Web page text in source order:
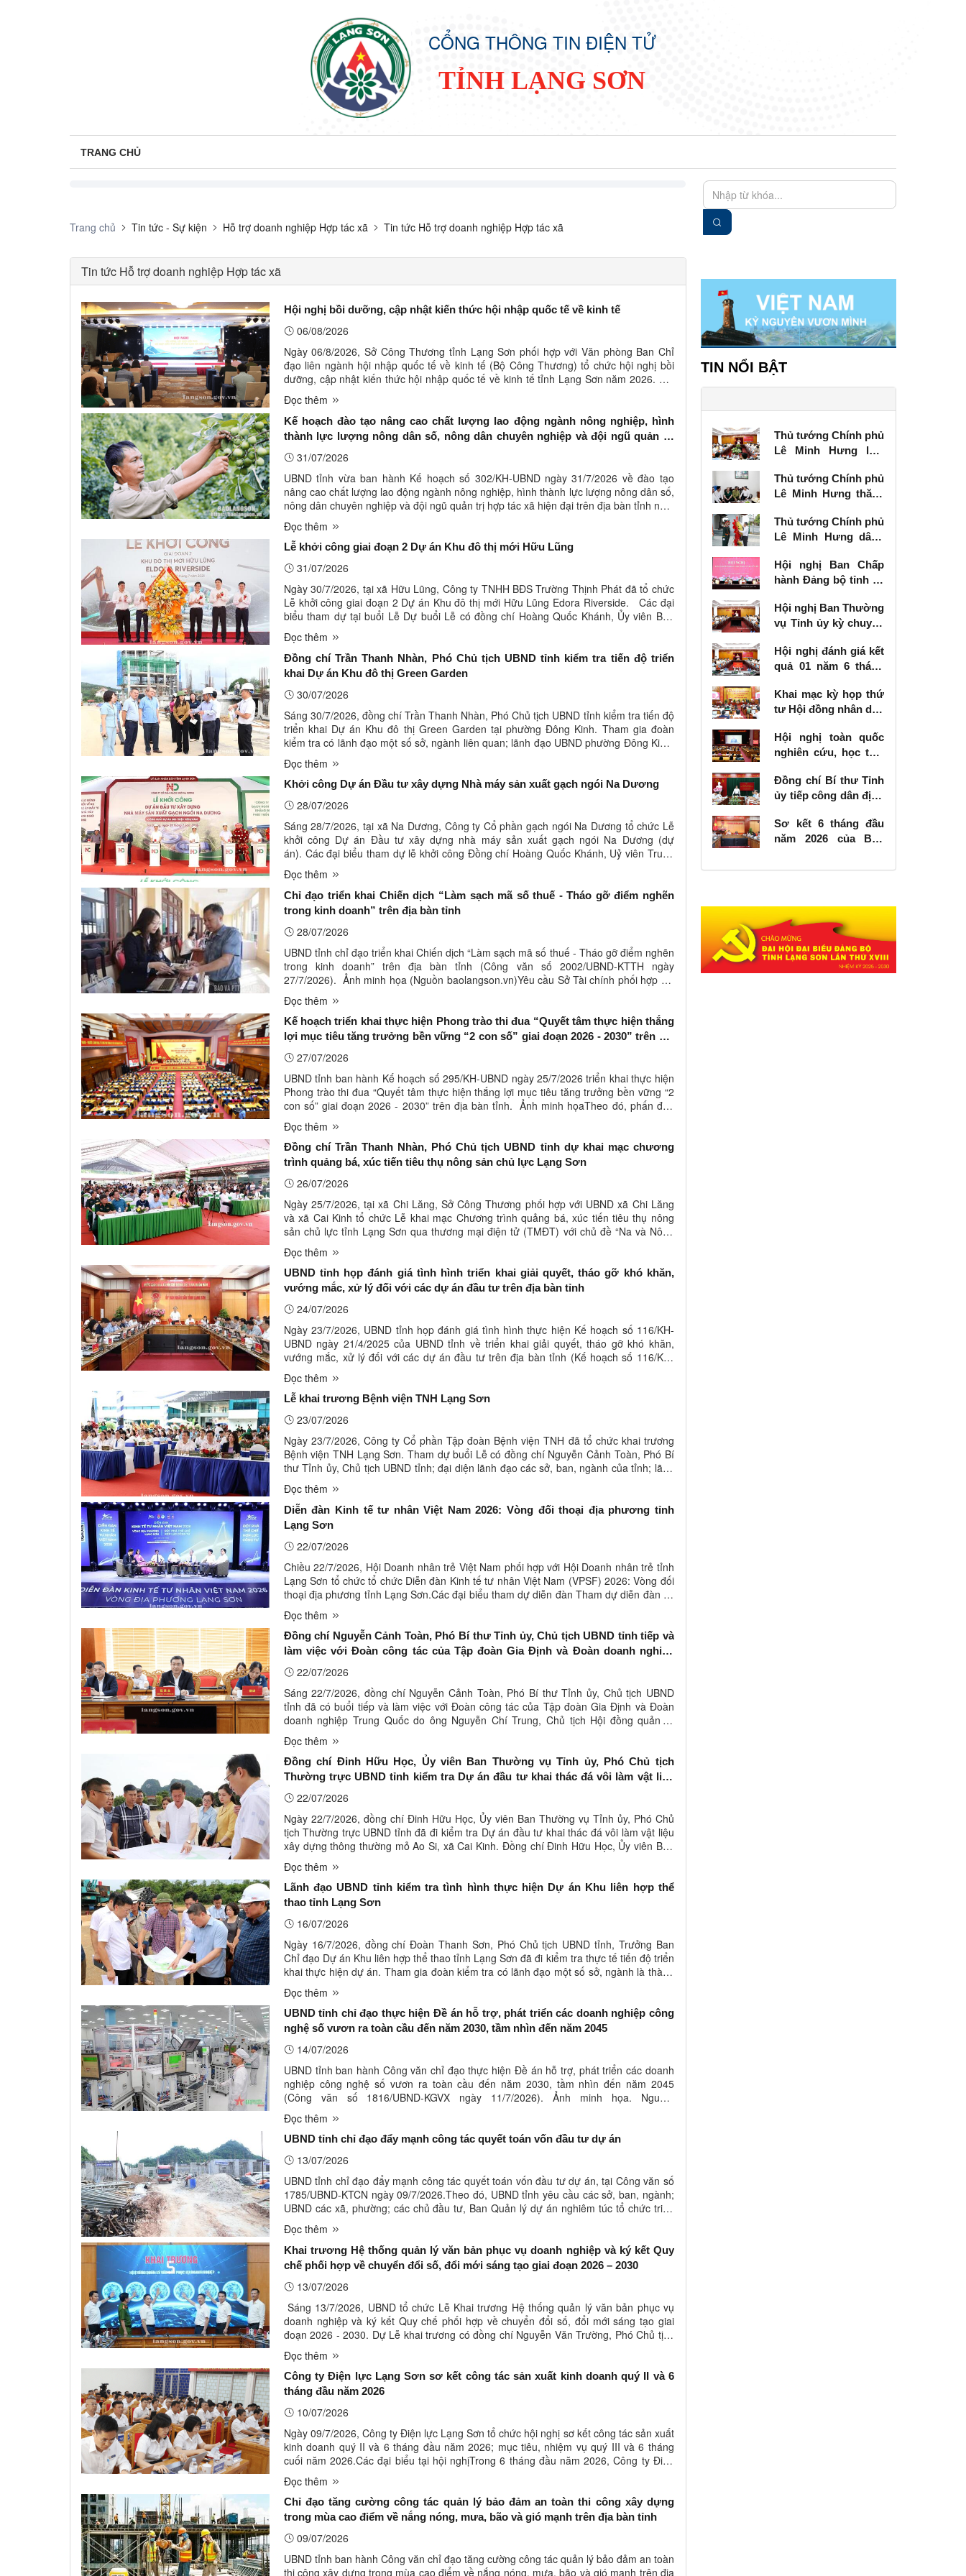
CỔNG THÔNG TIN ĐIỆN TỬ
TỈNH LẠNG SƠN
TRANG CHỦ
Trang chủ Tin tức - Sự kiện Hỗ trợ doanh nghiệp Hợp tác xã Tin tức Hỗ trợ doanh nghiệp Hợp tác xã
Tin tức Hỗ trợ doanh nghiệp Hợp tác xã
Hội nghị bồi dưỡng, cập nhật kiến thức hội nhập quốc tế về kinh tế
06/08/2026
Ngày 06/8/2026, Sở Công Thương tỉnh Lạng Sơn phối hợp với Văn phòng Ban Chỉ
đạo liên ngành hội nhập quốc tế về kinh tế (Bộ Công Thương) tổ chức hội nghị bồi
dưỡng, cập nhật kiến thức hội nhập quốc tế về kinh tế tỉnh Lạng Sơn năm 2026. Hội
nghị được tổ chức theo hình thức trực tiếp kết hợp trực ...
Đọc thêm
Kế hoạch đào tạo nâng cao chất lượng lao động ngành nông nghiệp, hình
thành lực lượng nông dân số, nông dân chuyên nghiệp và đội ngũ quản trị
hợp tác xã hiện đại trên địa bàn tỉnh năm 2026
31/07/2026
UBND tỉnh vừa ban hành Kế hoạch số 302/KH-UBND ngày 31/7/2026 về đào tạo
nâng cao chất lượng lao động ngành nông nghiệp, hình thành lực lượng nông dân số,
nông dân chuyên nghiệp và đội ngũ quản trị hợp tác xã hiện đại trên địa bàn tỉnh năm
2026. Ảnh minh họa (Nguồn https://baolangson.vn/) Trong năm ...
Đọc thêm
Lễ khởi công giai đoạn 2 Dự án Khu đô thị mới Hữu Lũng
31/07/2026
Ngày 30/7/2026, tại xã Hữu Lũng, Công ty TNHH BĐS Trường Thịnh Phát đã tổ chức
Lễ khởi công giai đoạn 2 Dự án Khu đô thị mới Hữu Lũng Edora Riverside. Các đại
biểu tham dự tại buổi Lễ Dự buổi Lễ có đồng chí Hoàng Quốc Khánh, Ủy viên Ban
Chấp hành Trung ương Đảng, Bí thư Tỉnh ủy; đồng chí Vũ Hoàng ...
Đọc thêm
Đồng chí Trần Thanh Nhàn, Phó Chủ tịch UBND tỉnh kiểm tra tiến độ triển
khai Dự án Khu đô thị Green Garden
30/07/2026
Sáng 30/7/2026, đồng chí Trần Thanh Nhàn, Phó Chủ tịch UBND tỉnh kiểm tra tiến độ
triển khai Dự án Khu đô thị Green Garden tại phường Đông Kinh. Tham gia đoàn
kiểm tra có lãnh đạo một số sở, ngành liên quan; lãnh đạo UBND phường Đông Kinh;
đại diện nhà đầu tư, doanh nghiệp thực hiện dự án. Nhà đầu ...
Đọc thêm
Khởi công Dự án Đầu tư xây dựng Nhà máy sản xuất gạch ngói Na Dương
28/07/2026
Sáng 28/7/2026, tại xã Na Dương, Công ty Cổ phần gạch ngói Na Dương tổ chức Lễ
khởi công Dự án Đầu tư xây dựng nhà máy sản xuất gạch ngói Na Dương (dự
án). Các đại biểu tham dự lễ khởi công Đồng chí Hoàng Quốc Khánh, Uỷ viên Trung
ương Đảng, Bí thư Tỉnh uỷ; Đồng chí Nguyễn Cảnh Toàn, Phó Bí thư ...
Đọc thêm
Chỉ đạo triển khai Chiến dịch “Làm sạch mã số thuế - Tháo gỡ điểm nghẽn
trong kinh doanh” trên địa bàn tỉnh
28/07/2026
UBND tỉnh chỉ đạo triển khai Chiến dịch “Làm sạch mã số thuế - Tháo gỡ điểm nghẽn
trong kinh doanh” trên địa bàn tỉnh (Công văn số 2002/UBND-KTTH ngày
27/7/2026). Ảnh minh họa (Nguồn baolangson.vn)Yêu cầu Sở Tài chính phối hợp với
các cơ quan có liên quan để xác minh, xử lý đối với trường hợp có ...
Đọc thêm
Kế hoạch triển khai thực hiện Phong trào thi đua “Quyết tâm thực hiện thắng
lợi mục tiêu tăng trưởng bền vững “2 con số” giai đoạn 2026 - 2030” trên địa
bàn tỉnh
27/07/2026
UBND tỉnh ban hành Kế hoạch số 295/KH-UBND ngày 25/7/2026 triển khai thực hiện
Phong trào thi đua “Quyết tâm thực hiện thắng lợi mục tiêu tăng trưởng bền vững “2
con số” giai đoạn 2026 - 2030” trên địa bàn tỉnh. Ảnh minh họaTheo đó, phấn đấu
tốc độ tăng trưởng tổng sản phẩm trên địa bàn tỉnh bình ...
Đọc thêm
Đồng chí Trần Thanh Nhàn, Phó Chủ tịch UBND tỉnh dự khai mạc chương
trình quảng bá, xúc tiến tiêu thụ nông sản chủ lực Lạng Sơn
26/07/2026
Ngày 25/7/2026, tại xã Chi Lăng, Sở Công Thương phối hợp với UBND xã Chi Lăng
và xã Cai Kinh tổ chức Lễ khai mạc Chương trình quảng bá, xúc tiến tiêu thụ nông
sản chủ lực tỉnh Lạng Sơn qua thương mại điện tử (TMĐT) với chủ đề “Na và Nông
sản Lạng Sơn - Lan tỏa giá trị, thương hiệu vươn xa”. Các đại ...
Đọc thêm
UBND tỉnh họp đánh giá tình hình triển khai giải quyết, tháo gỡ khó khăn,
vướng mắc, xử lý đối với các dự án đầu tư trên địa bàn tỉnh
24/07/2026
Ngày 23/7/2026, UBND tỉnh họp đánh giá tình hình thực hiện Kế hoạch số 116/KH-
UBND ngày 21/4/2025 của UBND tỉnh về triển khai giải quyết, tháo gỡ khó khăn,
vướng mắc, xử lý đối với các dự án đầu tư trên địa bàn tỉnh (Kế hoạch số 116/KH-
UBND). Đồng chí Nguyễn Cảnh Toàn, Phó Bí thư Tỉnh uỷ, Chủ tịch ...
Đọc thêm
Lễ khai trương Bệnh viện TNH Lạng Sơn
23/07/2026
Ngày 23/7/2026, Công ty Cổ phần Tập đoàn Bệnh viện TNH đã tổ chức khai trương
Bệnh viện TNH Lạng Sơn. Tham dự buổi Lễ có đồng chí Nguyễn Cảnh Toàn, Phó Bí
thư Tỉnh ủy, Chủ tịch UBND tỉnh; đại diện lãnh đạo các sở, ban, ngành của tỉnh; lãnh
đạo, đội ngũ các y, bác sĩ của Bệnh viện. Các đại biểu tham ...
Đọc thêm
Diễn đàn Kinh tế tư nhân Việt Nam 2026: Vòng đối thoại địa phương tỉnh
Lạng Sơn
22/07/2026
Chiều 22/7/2026, Hội Doanh nhân trẻ Việt Nam phối hợp với Hội Doanh nhân trẻ tỉnh
Lạng Sơn tổ chức tổ chức Diễn đàn Kinh tế tư nhân Việt Nam (VPSF) 2026: Vòng đối
thoại địa phương tỉnh Lạng Sơn.Các đại biểu tham dự diễn đàn Tham dự diễn đàn về
phía trung ương có đồng chí Hoàng Bình Quân, nguyên Uỷ ...
Đọc thêm
Đồng chí Nguyễn Cảnh Toàn, Phó Bí thư Tỉnh ủy, Chủ tịch UBND tỉnh tiếp và
làm việc với Đoàn công tác của Tập đoàn Gia Định và Đoàn doanh nghiệp
Trung Quốc
22/07/2026
Sáng 22/7/2026, đồng chí Nguyễn Cảnh Toàn, Phó Bí thư Tỉnh ủy, Chủ tịch UBND
tỉnh đã có buổi tiếp và làm việc với Đoàn công tác của Tập đoàn Gia Định và Đoàn
doanh nghiệp Trung Quốc do ông Nguyễn Chí Trung, Chủ tịch Hội đồng quản trị
(HĐQT) Tập đoàn Gia Định làm trưởng đoàn, để tìm hiểu về định ...
Đọc thêm
Đồng chí Đinh Hữu Học, Ủy viên Ban Thường vụ Tỉnh ủy, Phó Chủ tịch
Thường trực UBND tỉnh kiểm tra Dự án đầu tư khai thác đá vôi làm vật liệu
xây dựng thông thường mỏ Ao Si
22/07/2026
Ngày 22/7/2026, đồng chí Đinh Hữu Học, Ủy viên Ban Thường vụ Tỉnh ủy, Phó Chủ
tịch Thường trực UBND tỉnh đã đi kiểm tra Dự án đầu tư khai thác đá vôi làm vật liệu
xây dựng thông thường mỏ Ao Si, xã Cai Kinh. Đồng chí Đinh Hữu Học, Ủy viên Ban
Thường vụ Tỉnh ủy, Phó Chủ tịch Thường trực UBND tỉnh ...
Đọc thêm
Lãnh đạo UBND tỉnh kiểm tra tình hình thực hiện Dự án Khu liên hợp thể
thao tỉnh Lạng Sơn
16/07/2026
Ngày 16/7/2026, đồng chí Đoàn Thanh Sơn, Phó Chủ tịch UBND tỉnh, Trưởng Ban
Chỉ đạo Dự án Khu liên hợp thể thao tỉnh Lạng Sơn đã đi kiểm tra thực tế tiến độ triển
khai thực hiện dự án. Tham gia đoàn kiểm tra có lãnh đạo một số sở, ngành là thành
viên Ban Chỉ đạo Dự án và UBND phường Đông Kinh. Đồng ...
Đọc thêm
UBND tỉnh chỉ đạo thực hiện Đề án hỗ trợ, phát triển các doanh nghiệp công
nghệ số vươn ra toàn cầu đến năm 2030, tầm nhìn đến năm 2045
14/07/2026
UBND tỉnh ban hành Công văn chỉ đạo thực hiện Đề án hỗ trợ, phát triển các doanh
nghiệp công nghệ số vươn ra toàn cầu đến năm 2030, tầm nhìn đến năm 2045
(Công văn số 1816/UBND-KGVX ngày 11/7/2026). Ảnh minh họa. Nguồn:
qdnd.vn Theo đó, yêu cầu Sở Khoa học và Công nghệ chủ trì, phối hợp với các cơ ...
Đọc thêm
UBND tỉnh chỉ đạo đẩy mạnh công tác quyết toán vốn đầu tư dự án
13/07/2026
UBND tỉnh chỉ đạo đẩy mạnh công tác quyết toán vốn đầu tư dự án, tại Công văn số
1785/UBND-KTCN ngày 09/7/2026.Theo đó, UBND tỉnh yêu cầu các sở, ban, ngành;
UBND các xã, phường; các chủ đầu tư, Ban Quản lý dự án nghiêm túc tổ chức triển
khai thực hiện Nghị định số 193/2026/NĐ-CP ngày 01/6/2026 của ...
Đọc thêm
Khai trương Hệ thống quản lý văn bản phục vụ doanh nghiệp và ký kết Quy
chế phối hợp về chuyển đổi số, đổi mới sáng tạo giai đoạn 2026 – 2030
13/07/2026
Sáng 13/7/2026, UBND tổ chức Lễ Khai trương Hệ thống quản lý văn bản phục vụ
doanh nghiệp và ký kết Quy chế phối hợp về chuyển đổi số, đổi mới sáng tạo giai
đoạn 2026 - 2030. Dự Lễ khai trương có đồng chí Nguyễn Văn Trường, Phó Chủ tịch
HĐND tỉnh; đồng chí Đoàn Thanh Sơn, Phó Chủ tịch UBND tỉnh; ...
Đọc thêm
Công ty Điện lực Lạng Sơn sơ kết công tác sản xuất kinh doanh quý II và 6
tháng đầu năm 2026
10/07/2026
Ngày 09/7/2026, Công ty Điện lực Lạng Sơn tổ chức hội nghị sơ kết công tác sản xuất
kinh doanh quý II và 6 tháng đầu năm 2026; mục tiêu, nhiệm vụ quý III và 6 tháng
cuối năm 2026.Các đại biểu tại hội nghịTrong 6 tháng đầu năm 2026, Công ty Điện
lực Lạng Sơn đã cơ bản hoàn thành các chỉ tiêu sản ...
Đọc thêm
Chỉ đạo tăng cường công tác quản lý bảo đảm an toàn thi công xây dựng
trong mùa cao điểm về nắng nóng, mưa, bão và gió mạnh trên địa bàn tỉnh
09/07/2026
UBND tỉnh ban hành Công văn chỉ đạo tăng cường công tác quản lý bảo đảm an toàn
thi công xây dựng trong mùa cao điểm về nắng nóng, mưa, bão và gió mạnh trên địa
TIN NỔI BẬT
Thủ tướng Chính phủ
Lê Minh Hưng làm
vụ Tỉnh ủy Lạng Sơn
Thủ tướng Chính phủ
Lê Minh Hưng thăm,
binh tại Lạng Sơn
Thủ tướng Chính phủ
Lê Minh Hưng dâng
các Anh hùng liệt sĩ
tại Lạng Sơn
Hội nghị Ban Chấp
hành Đảng bộ tỉnh kỳ
Hội nghị Ban Thường
vụ Tỉnh ủy kỳ chuyên
Hội nghị đánh giá kết
quả 01 năm 6 tháng
số 57-NQ/TW
Khai mạc kỳ họp thứ
tư Hội đồng nhân dân
kỳ 2026 - 2031
Hội nghị toàn quốc
nghiên cứu, học tập,
khai thực hiện Nghị
quyết số 10-NQ/TW
phát triển kinh tế có
vốn đầu tư nước
Đồng chí Bí thư Tỉnh
ủy tiếp công dân định
Sơ kết 6 tháng đầu
năm 2026 của Ban
các công trình, dự án